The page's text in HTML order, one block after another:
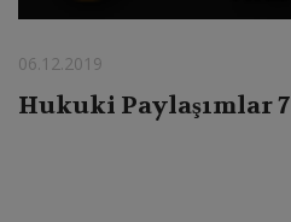
06.12.2019
Hukuki Paylaşımlar 7